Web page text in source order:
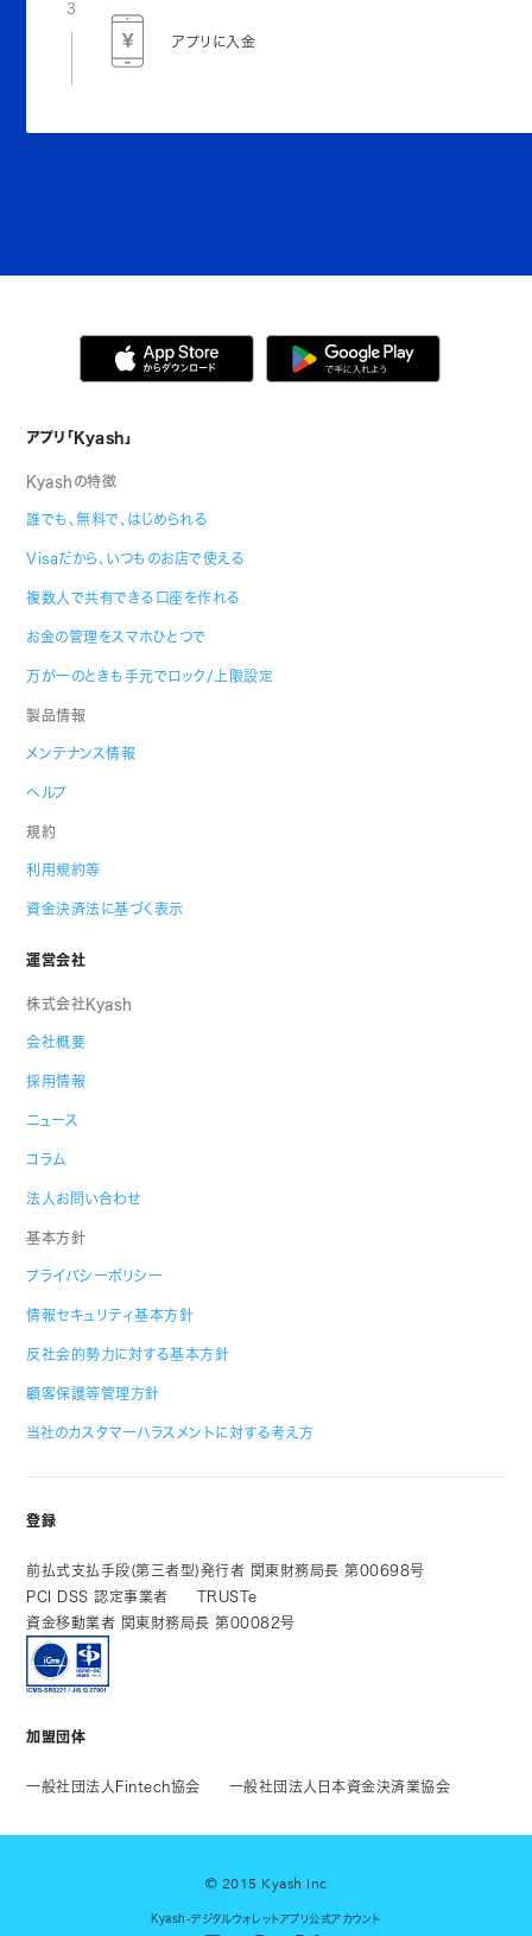
3
アプリに入金
アプリ「Kyash」
Kyashの特徴
誰でも、無料で、はじめられる
Visaだから、いつものお店で使える
複数人で共有できる口座を作れる
お金の管理をスマホひとつで
万が一のときも手元でロック/上限設定
製品情報
メンテナンス情報
ヘルプ
規約
利用規約等
資金決済法に基づく表示
運営会社
株式会社Kyash
会社概要
採用情報
ニュース
コラム
法人お問い合わせ
基本方針
プライバシーポリシー
情報セキュリティ基本方針
反社会的勢力に対する基本方針
顧客保護等管理方針
当社のカスタマーハラスメントに対する考え方
登録
前払式支払手段(第三者型)発行者 関東財務局長 第00698号
PCI DSS 認定事業者
TRUSTe
資金移動業者 関東財務局長 第00082号
加盟団体
一般社団法人Fintech協会 一般社団法人日本資金決済業協会
© 2015 Kyash Inc
Kyash-デジタルウォレットアプリ公式アカウント